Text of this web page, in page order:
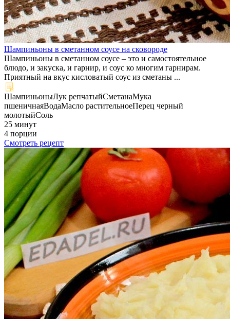
Шампиньоны в сметанном соусе на сковороде
Шампиньоны в сметанном соусе – это и самостоятельное
блюдо, и закуска, и гарнир, и соус ко многим гарнирам.
Приятный на вкус кисловатый соус из сметаны ...
ШампиньоныЛук репчатыйСметанаМука
пшеничнаяВодаМасло растительноеПерец черный
молотыйСоль
25 минут
4 порции
Смотреть рецепт